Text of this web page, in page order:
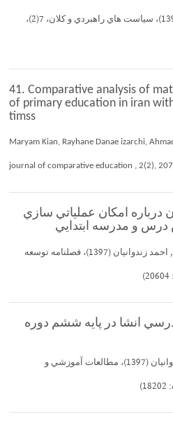
مرتضي اميديان, احمد زندوانيان (1398)، سياست هاي راهبردي و كلان، 7(2)،
41. Comparative analysis of
of primary education in iran
timss
Maryam Kian, Rayhane Danae izarchi,
journal of comparative education , 2(2),
درباره امكان عملياتي سازي
درس و مدرسه ابتدايي
سميه زارع عبداللهي, پروين عباسي, احمد زندوانيان (1397)، فصلنامه توسعه
انشا در پايه ششم دوره
مريم كيان, نجمه عابديني, احمد زندوانيان (1397)، مطالعات آموزشي و